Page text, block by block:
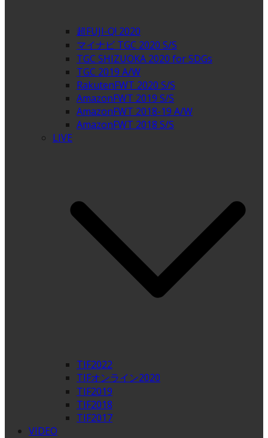
超FUJI-Q! 2020
マイナビ TGC 2020 S/S
TGC SHIZUOKA 2020 for SDGs
TGC 2019 A/W
RakutenFWT 2020 S/S
AmazonFWT 2019 S/S
AmazonFWT 2018-19 A/W
AmazonFWT 2018 S/S
LIVE
TIF2022
TIFオンライン2020
TIF2019
TIF2018
TIF2017
VIDEO